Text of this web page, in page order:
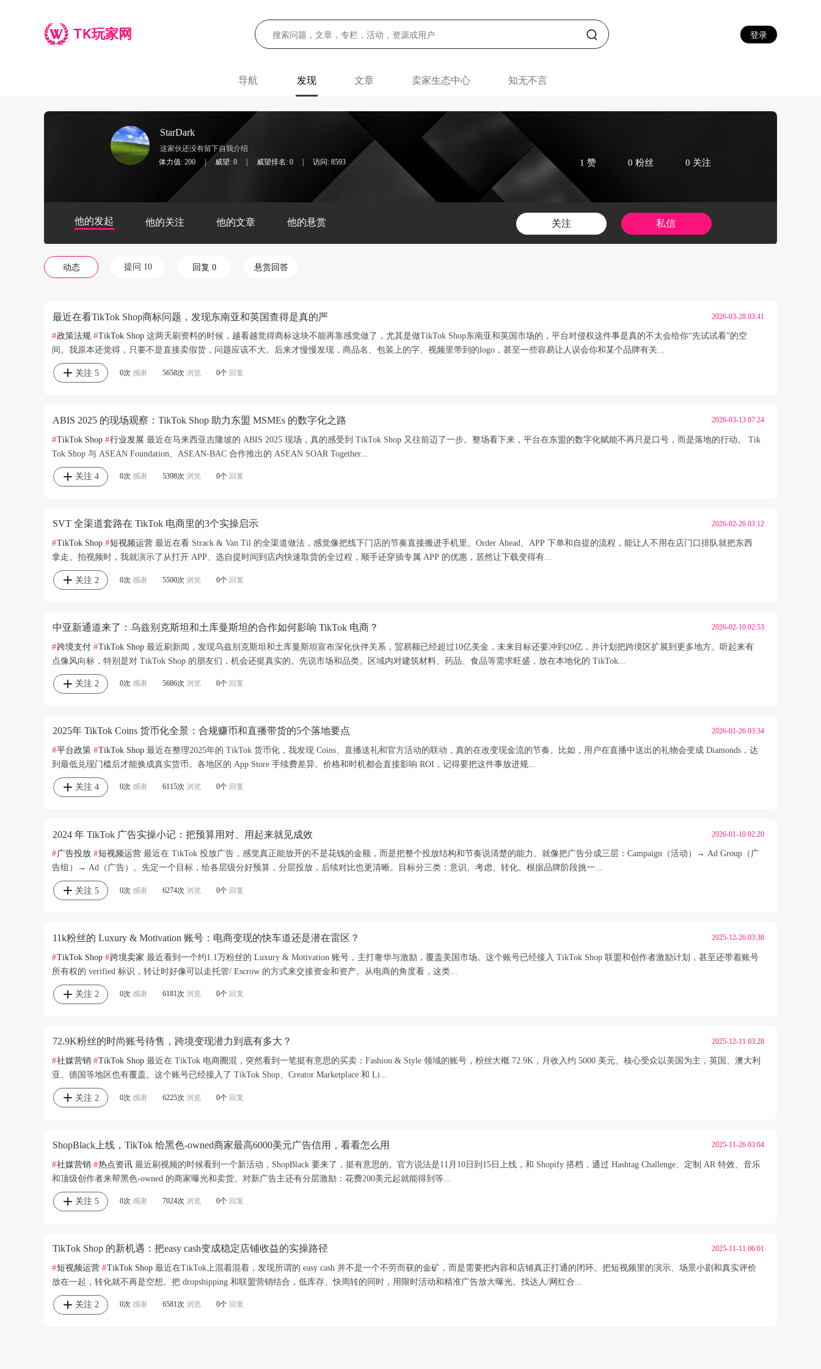
TK玩家网 登录
导航 发现 文章 卖家生态中心 知无不言
StarDark
这家伙还没有留下自我介绍
体力值: 200
威望: 0 威望排名: 0 访问: 8593 1 赞 0 粉丝 0 关注
他的发起 他的关注 他的文章 他的悬赏 关注 私信
动态 提问 10 回复 0 悬赏回答
最近在看TikTok Shop商标问题，发现东南亚和英国查得是真的严 2026-03-28 03:41
#政策法规 #TikTok Shop 这两天刷资料的时候，越看越觉得商标这块不能再靠感觉做了，尤其是做TikTok Shop东南亚和英国市场的，平台对侵权这件事是真的不太会给你“先试试看”的空
间。我原本还觉得，只要不是直接卖假货，问题应该不大。后来才慢慢发现，商品名、包装上的字、视频里带到的logo，甚至一些容易让人误会你和某个品牌有关...
关注 5 0次 感谢 5658次 浏览 0个 回复
ABIS 2025 的现场观察：TikTok Shop 助力东盟 MSMEs 的数字化之路 2026-03-13 07:24
#TikTok Shop #行业发展 最近在马来西亚吉隆坡的 ABIS 2025 现场，真的感受到 TikTok Shop 又往前迈了一步。整场看下来，平台在东盟的数字化赋能不再只是口号，而是落地的行动。 Tik
Tok Shop 与 ASEAN Foundation、ASEAN-BAC 合作推出的 ASEAN SOAR Together...
关注 4 0次 感谢 5398次 浏览 0个 回复
SVT 全渠道套路在 TikTok 电商里的3个实操启示 2026-02-26 03:12
#TikTok Shop #短视频运营 最近在看 Strack & Van Til 的全渠道做法，感觉像把线下门店的节奏直接搬进手机里。Order Ahead、APP 下单和自提的流程，能让人不用在店门口排队就把东西
拿走。拍视频时，我就演示了从打开 APP、选自提时间到店内快速取货的全过程，顺手还穿插专属 APP 的优惠，居然让下载变得有...
关注 2 0次 感谢 5500次 浏览 0个 回复
中亚新通道来了：乌兹别克斯坦和土库曼斯坦的合作如何影响 TikTok 电商？ 2026-02-10 02:53
#跨境支付 #TikTok Shop 最近刷新闻，发现乌兹别克斯坦和土库曼斯坦宣布深化伙伴关系，贸易额已经超过10亿美金，未来目标还要冲到20亿，并计划把跨境区扩展到更多地方。听起来有
点像风向标，特别是对 TikTok Shop 的朋友们，机会还挺真实的。先说市场和品类。区域内对建筑材料、药品、食品等需求旺盛，放在本地化的 TikTok...
关注 2 0次 感谢 5686次 浏览 0个 回复
2025年 TikTok Coins 货币化全景：合规赚币和直播带货的5个落地要点 2026-01-26 03:34
#平台政策 #TikTok Shop 最近在整理2025年的 TikTok 货币化，我发现 Coins、直播送礼和官方活动的联动，真的在改变现金流的节奏。比如，用户在直播中送出的礼物会变成 Diamonds，达
到最低兑现门槛后才能换成真实货币。各地区的 App Store 手续费差异、价格和时机都会直接影响 ROI，记得要把这件事放进规...
关注 4 0次 感谢 6115次 浏览 0个 回复
2024 年 TikTok 广告实操小记：把预算用对、用起来就见成效 2026-01-10 02:20
#广告投放 #短视频运营 最近在 TikTok 投放广告，感觉真正能放开的不是花钱的金额，而是把整个投放结构和节奏说清楚的能力。就像把广告分成三层：Campaign（活动）→ Ad Group（广
告组）→ Ad（广告）。先定一个目标，给各层级分好预算，分层投放，后续对比也更清晰。目标分三类：意识、考虑、转化。根据品牌阶段挑一...
关注 5 0次 感谢 6274次 浏览 0个 回复
11k粉丝的 Luxury & Motivation 账号：电商变现的快车道还是潜在雷区？ 2025-12-26 03:38
#TikTok Shop #跨境卖家 最近看到一个约1.1万粉丝的 Luxury & Motivation 账号，主打奢华与激励，覆盖美国市场。这个账号已经接入 TikTok Shop 联盟和创作者激励计划，甚至还带着账号
所有权的 verified 标识，转让时好像可以走托管/ Escrow 的方式来交接资金和资产。从电商的角度看，这类...
关注 2 0次 感谢 6181次 浏览 0个 回复
72.9K粉丝的时尚账号待售，跨境变现潜力到底有多大？ 2025-12-11 03:28
#社媒营销 #TikTok Shop 最近在 TikTok 电商圈混，突然看到一笔挺有意思的买卖：Fashion & Style 领域的账号，粉丝大概 72.9K，月收入约 5000 美元。核心受众以美国为主，英国、澳大利
亚、德国等地区也有覆盖。这个账号已经接入了 TikTok Shop、Creator Marketplace 和 Li...
关注 2 0次 感谢 6225次 浏览 0个 回复
ShopBlack上线，TikTok 给黑色-owned商家最高6000美元广告信用，看看怎么用 2025-11-26 03:04
#社媒营销 #热点资讯 最近刷视频的时候看到一个新活动，ShopBlack 要来了，挺有意思的。官方说法是11月10日到15日上线，和 Shopify 搭档，通过 Hashtag Challenge、定制 AR 特效、音乐
和顶级创作者来帮黑色-owned 的商家曝光和卖货。对新广告主还有分层激励：花费200美元起就能得到等...
关注 5 0次 感谢 7024次 浏览 0个 回复
TikTok Shop 的新机遇：把easy cash变成稳定店铺收益的实操路径 2025-11-11 06:01
#短视频运营 #TikTok Shop 最近在TikTok上混着混着，发现所谓的 easy cash 并不是一个不劳而获的金矿，而是需要把内容和店铺真正打通的闭环。把短视频里的演示、场景小剧和真实评价
放在一起，转化就不再是空想。把 dropshipping 和联盟营销结合，低库存、快周转的同时，用限时活动和精准广告放大曝光。找达人/网红合...
关注 2 0次 感谢 6581次 浏览 0个 回复